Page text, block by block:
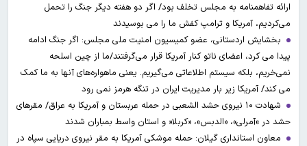
ارائه تفاهمنامه به مجلس تخلف بود/ اگر دو هفته دیگر جنگ را تحمل
می‌کردیم، آمریکا و ترامپ کفش ما را می بوسیدند
بخشایش اردستانی، عضو کمیسیون امنیت ملی مجلس: اگر جنگ ادامه
پیدا می کرد، اعضای ناتو کنار آمریکا قرار می‌گرفتند/ما از چین اسلحه
نمی‌خریم، بلکه سیستم اطلاعاتی می‌گیریم. یعنی ماهواره‌های آنها به ما کمک
می کند/ آمریکا زیر بار مدیریت ایران در تنگه هرمز نمی رود
شهادت ۱۰ نیروی حشد الشعبی در حمله عربستان و آمریکا به عراق/ مقرهای
حشد در »آمرلی»، «الدبس»، «کربلا« و استان واسط بمباران شدند
معاون استانداری گیلان: حمله موشکی آمریکا به مقر نیروی دریایی سپاه در